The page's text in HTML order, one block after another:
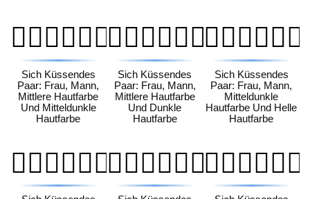
👩🏽‍❤️‍💋‍👨🏾
Sich Küssendes
Paar: Frau, Mann,
Mittlere Hautfarbe
Und Mitteldunkle
Hautfarbe
👩🏽‍❤️‍💋‍👨🏿
Sich Küssendes
Paar: Frau, Mann,
Mittlere Hautfarbe
Und Dunkle
Hautfarbe
👩🏾‍❤️‍💋‍👨🏻
Sich Küssendes
Paar: Frau, Mann,
Mitteldunkle
Hautfarbe Und Helle
Hautfarbe
👩🏾‍❤️‍💋‍👨🏼👩🏾‍❤️‍💋‍👨🏽👩🏾‍❤️‍💋‍👨🏾